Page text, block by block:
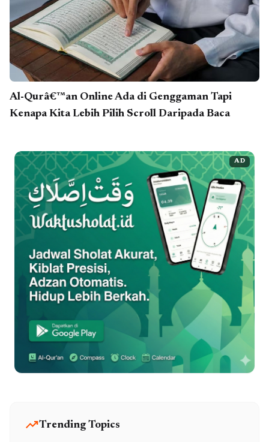
Al-Qurâ€™an Online Ada di Genggaman Tapi
Kenapa Kita Lebih Pilih Scroll Daripada Baca
AD
trending_upTrending Topics